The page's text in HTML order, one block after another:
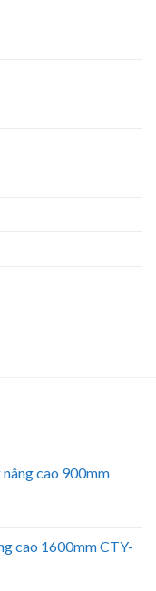
cao 900mm
cao 1600mm CTY-